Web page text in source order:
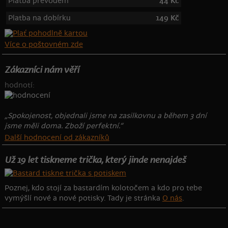
Platba na dobírku
149 Kč
Více o poštovném zde
Zákazníci nám věří
hodnotí:
„Spokojenost, objednali jsme na zasilkovnu a během 3 dní
jsme měli doma. Zboží perfektní.“
Další hodnocení od zákazníků
Už 19 let tiskneme trička, který jinde nenajdeš
Poznej, kdo stojí za bastardím kolotočem a kdo pro tebe
vymýšlí nové a nové potisky. Tady je stránka O nás.